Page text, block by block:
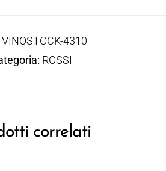
VINOSTOCK-4310
ROSSI
correlati